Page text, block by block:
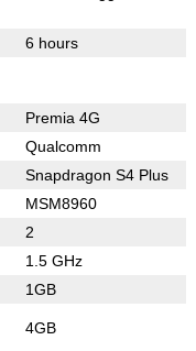
6 hours
Premia 4G
Qualcomm
Snapdragon S4 Plus
MSM8960
2
1.5 GHz
1GB
4GB